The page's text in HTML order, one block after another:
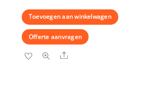
Toevoegen aan winkelwagen
Offerte aanvragen
Share